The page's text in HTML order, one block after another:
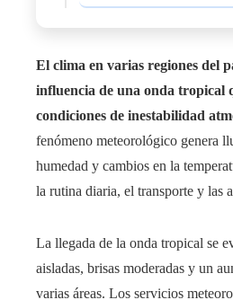
El clima en varias regiones del
influencia de una onda tropical
condiciones de inestabilidad
fenómeno meteorológico genera
humedad y cambios en la
la rutina diaria, el transporte y las
La llegada de la onda tropical se
aisladas, brisas moderadas y un
varias áreas. Los servicios